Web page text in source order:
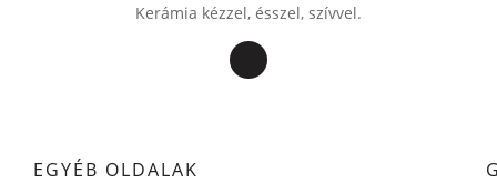
Kerámia kézzel, ésszel, szívvel.
EGYÉB OLDALAK